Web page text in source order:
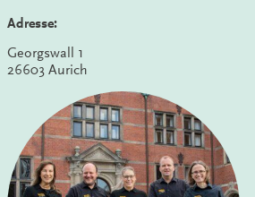
Adresse:
Georgswall 1
26603 Aurich